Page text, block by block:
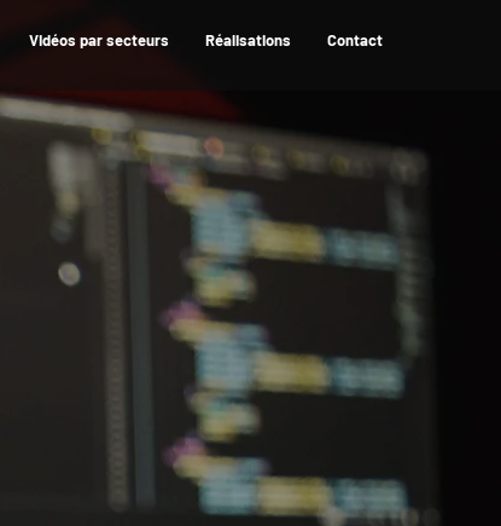
Vidéos par secteurs Réalisations Contact